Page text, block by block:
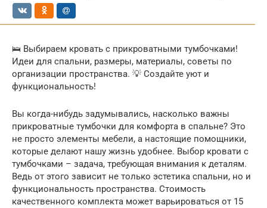
🛌 Выбираем кровать с прикроватными тумбочками!
Идеи для спальни, размеры, материалы, советы по
организации пространства. 💡 Создайте уют и
функциональность!
Вы когда-нибудь задумывались, насколько важны
прикроватные тумбочки для комфорта в спальне? Это
не просто элементы мебели, а настоящие помощники,
которые делают нашу жизнь удобнее. Выбор кровати с
тумбочками – задача, требующая внимания к деталям.
Ведь от этого зависит не только эстетика спальни, но и
функциональность пространства. Стоимость
качественного комплекта может варьироваться от 15